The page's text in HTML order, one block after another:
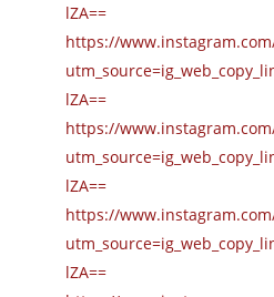
lZA==
https://www.instagram.com/
lZA==
https://
lZA==
https://
lZA==